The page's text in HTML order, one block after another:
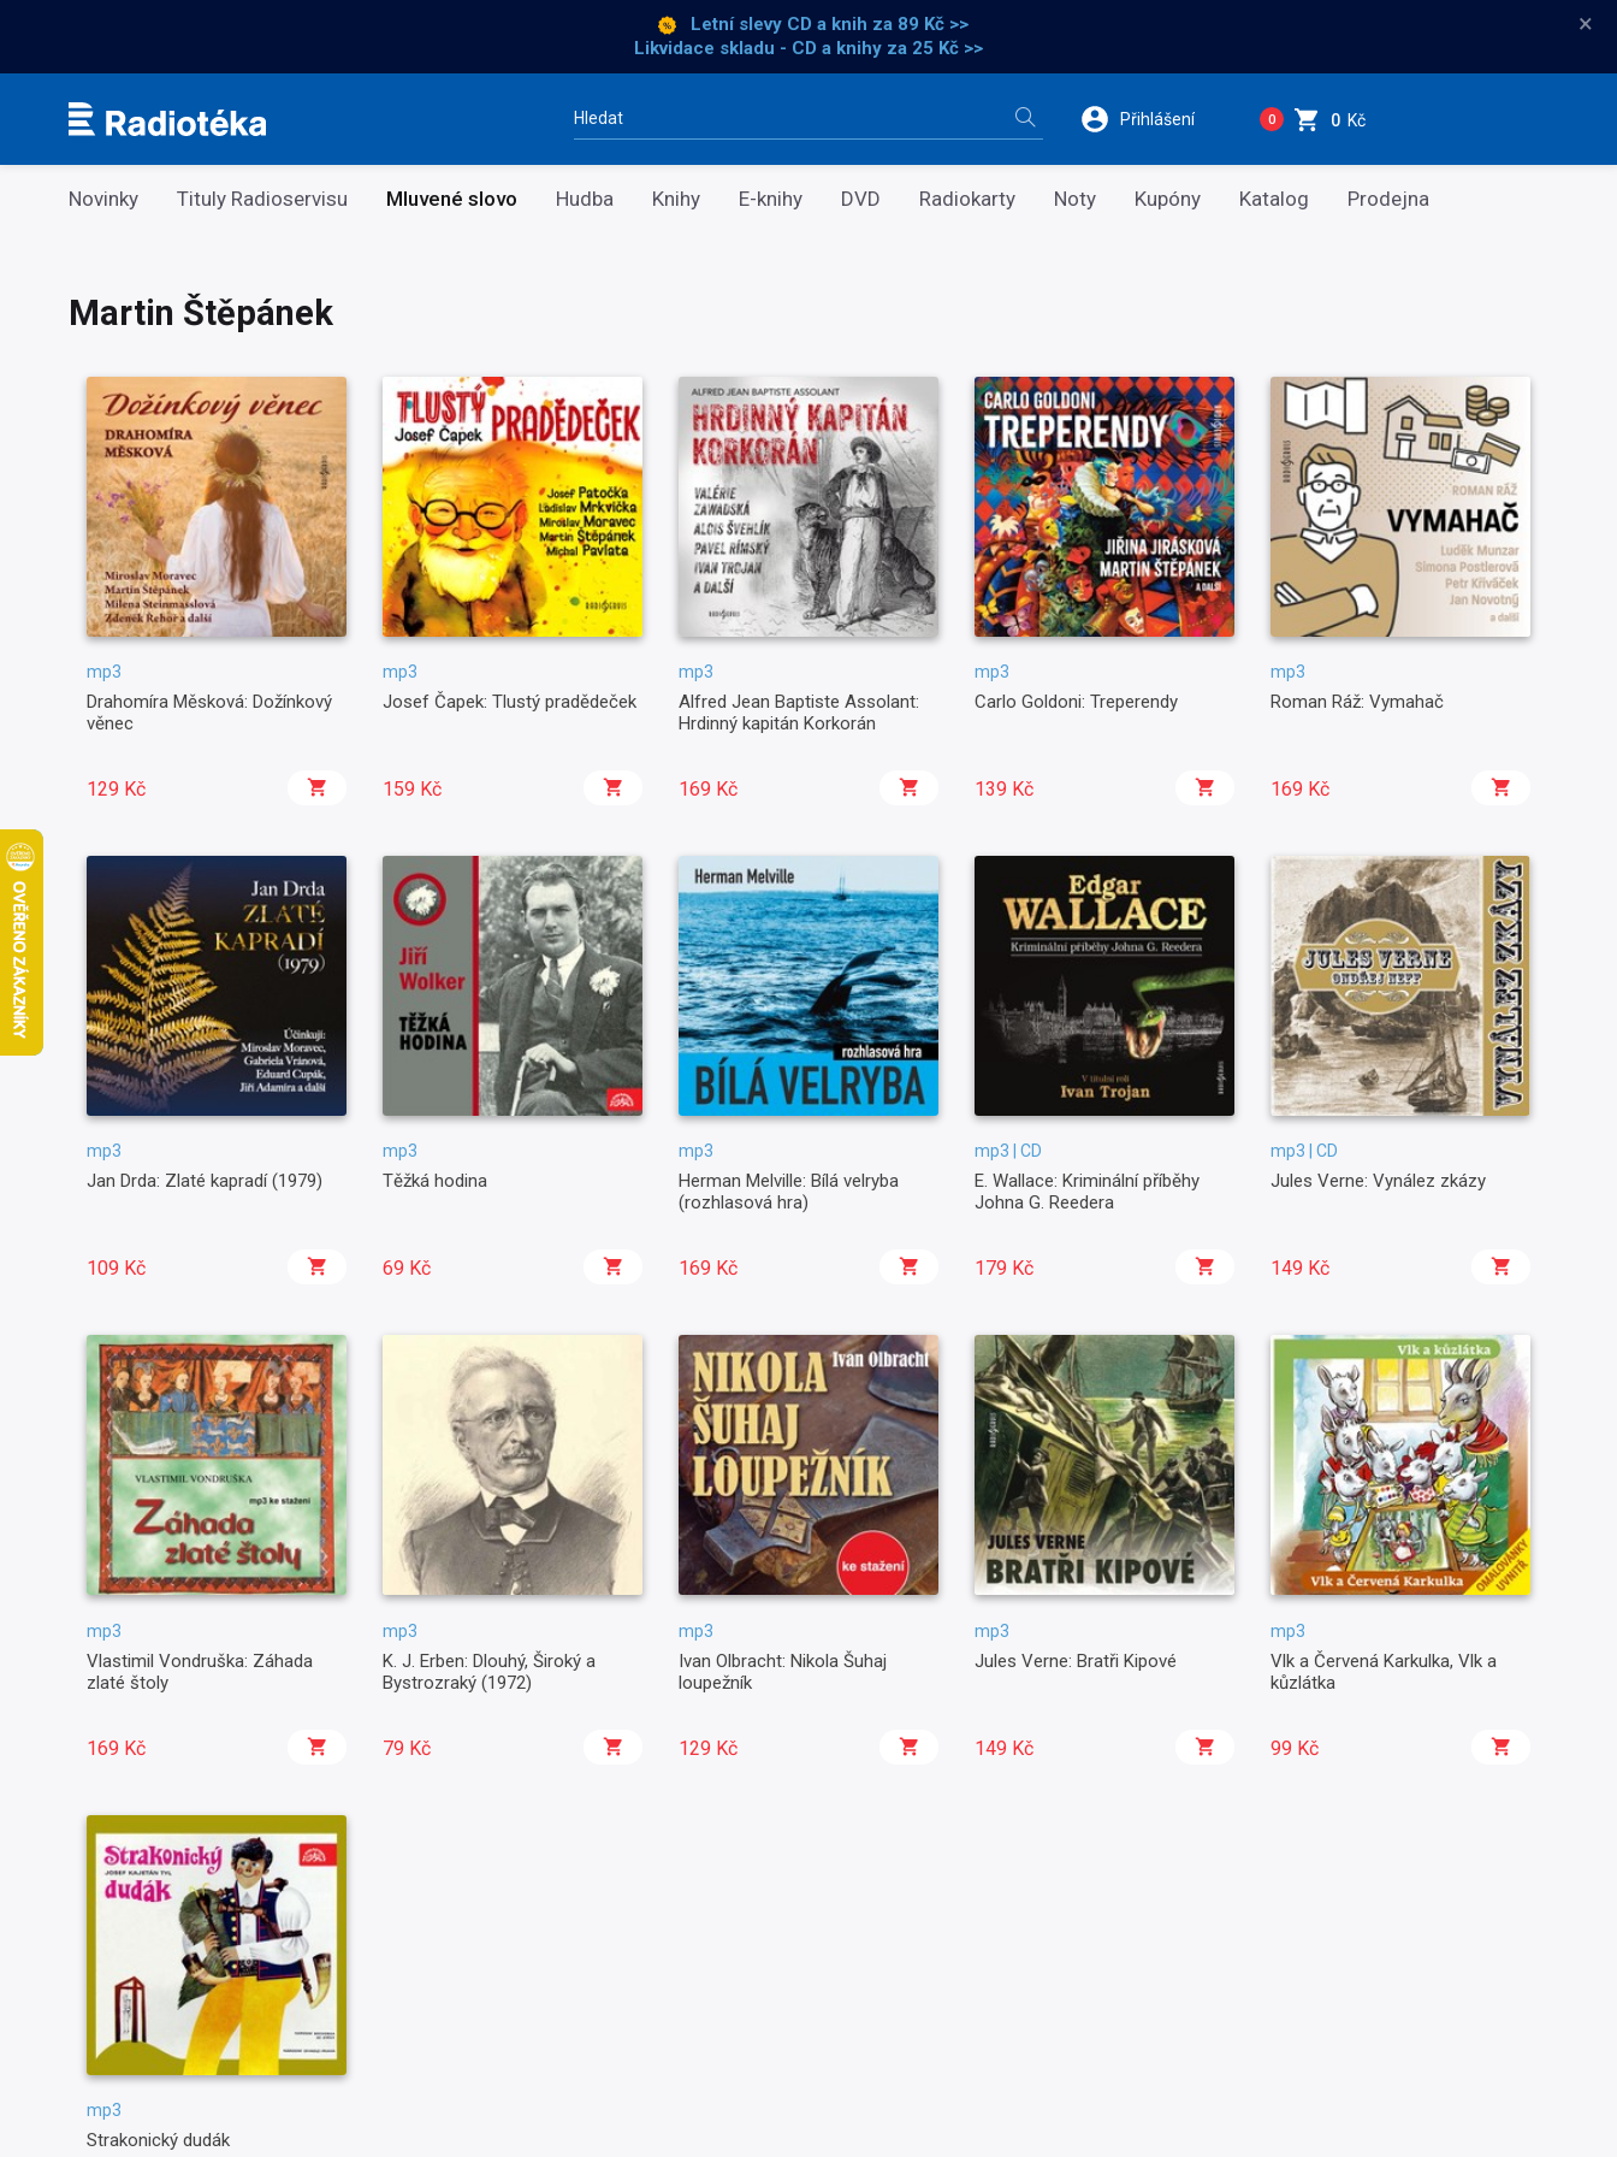
Letní slevy CD a knih za 89 Kč >>
Likvidace skladu - CD a knihy za 25 Kč >>
×
Vyhledávání Přihlášení 0 0 Kč
Kategorie
Novinky Tituly Radioservisu Mluvené slovo Hudba Knihy E-knihy DVD Radiokarty Noty Kupóny Katalog Prodejna
Martin Štěpánek
mp3
Drahomíra Měsková: Dožínkový
věnec
129 Kč
mp3
Josef Čapek: Tlustý pradědeček
159 Kč
mp3
Alfred Jean Baptiste Assolant:
Hrdinný kapitán Korkorán
169 Kč
mp3
Carlo Goldoni: Treperendy
139 Kč
mp3
Roman Ráž: Vymahač
169 Kč
mp3
Jan Drda: Zlaté kapradí (1979)
109 Kč
mp3
Těžká hodina
69 Kč
mp3
Herman Melville: Bílá velryba
(rozhlasová hra)
169 Kč
mp3 | CD
E. Wallace: Kriminální příběhy
Johna G. Reedera
179 Kč
mp3 | CD
Jules Verne: Vynález zkázy
149 Kč
mp3
Vlastimil Vondruška: Záhada
zlaté štoly
169 Kč
mp3
K. J. Erben: Dlouhý, Široký a
Bystrozraký (1972)
79 Kč
mp3
Ivan Olbracht: Nikola Šuhaj
loupežník
129 Kč
mp3
Jules Verne: Bratři Kipové
149 Kč
mp3
Vlk a Červená Karkulka, Vlk a
kůzlátka
99 Kč
mp3
Strakonický dudák